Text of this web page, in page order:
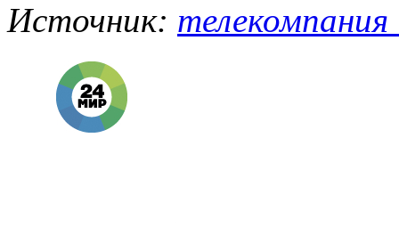
Источник: